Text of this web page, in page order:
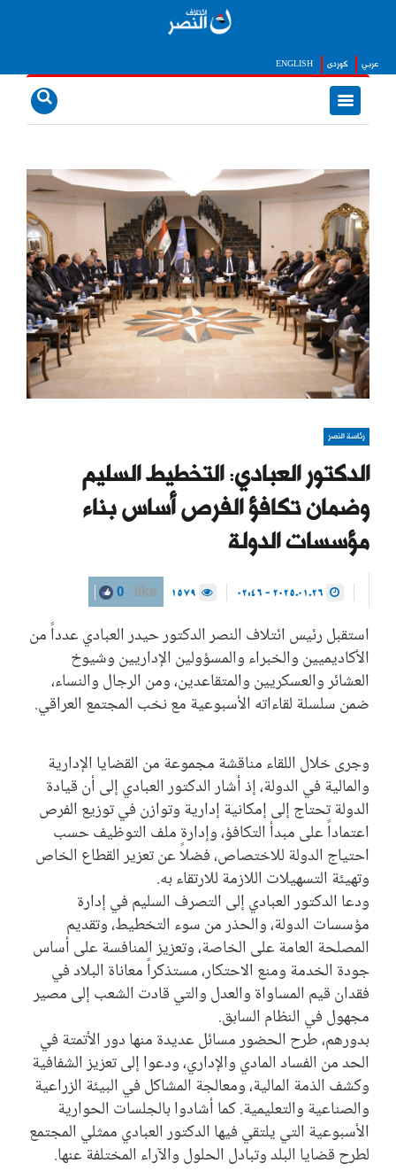
ENGLISH كوردى عربي
رئاسة النصر
الدكتور العبادي: التخطيط السليم
وضمان تكافؤ الفرص أساس بناء
مؤسسات الدولة
like
0
استقبل رئيس ائتلاف النصر الدكتور حيدر العبادي عدداً من
الأكاديميين والخبراء والمسؤولين الإداريين وشيوخ
العشائر والعسكريين والمتقاعدين، ومن الرجال والنساء،
ضمن سلسلة لقاءاته الأسبوعية مع نخب المجتمع العراقي.
وجرى خلال اللقاء مناقشة مجموعة من القضايا الإدارية
والمالية في الدولة، إذ أشار الدكتور العبادي إلى أن قيادة
الدولة تحتاج إلى إمكانية إدارية وتوازن في توزيع الفرص
اعتماداً على مبدأ التكافؤ، وإدارة ملف التوظيف حسب
احتياج الدولة للاختصاص، فضلاً عن تعزير القطاع الخاص
وتهيئة التسهيلات اللازمة للارتقاء به.
ودعا الدكتور العبادي إلى التصرف السليم في إدارة
مؤسسات الدولة، والحذر من سوء التخطيط، وتقديم
المصلحة العامة على الخاصة، وتعزيز المنافسة على أساس
جودة الخدمة ومنع الاحتكار، مستذكراً معاناة البلاد في
فقدان قيم المساواة والعدل والتي قادت الشعب إلى مصير
مجهول في النظام السابق.
بدورهم، طرح الحضور مسائل عديدة منها دور الأتمتة في
الحد من الفساد المادي والإداري، ودعوا إلى تعزيز الشفافية
وكشف الذمة المالية، ومعالجة المشاكل في البيئة الزراعية
والصناعية والتعليمية. كما أشادوا بالجلسات الحوارية
الأسبوعية التي يلتقي فيها الدكتور العبادي ممثلي المجتمع
لطرح قضايا البلد وتبادل الحلول والآراء المختلفة عنها.